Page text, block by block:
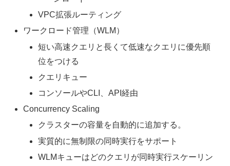
VPC拡張ルーティング
ワークロード管理（WLM）
短い高速クエリと長くて低速なクエリに優先順
位をつける
クエリキュー
コンソールやCLI、API経由
Concurrency Scaling
クラスターの容量を自動的に追加する。
実質的に無制限の同時実行をサポート
WLMキューはどのクエリが同時実行スケーリン